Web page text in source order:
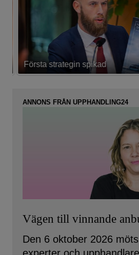
Första strategin spikad
ANNONS FRÅN UPPHANDLING24
Vägen till vinnande
Den 6 oktober 2026